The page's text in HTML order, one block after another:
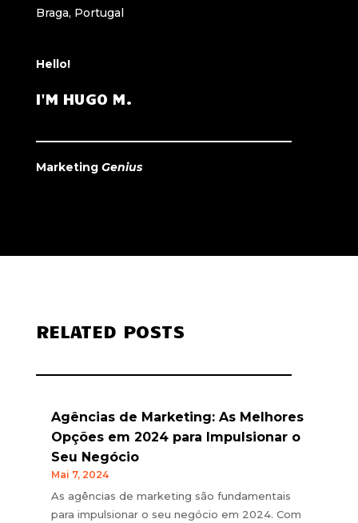
Braga, Portugal
Hello!
I'M HUGO M.
Marketing Genius
RELATED POSTS
Agências de Marketing: As Melhores
Opções em 2024 para Impulsionar o
Seu Negócio
Mai 7, 2024
As agências de marketing são fundamentais
para impulsionar o seu negócio em 2024. Com